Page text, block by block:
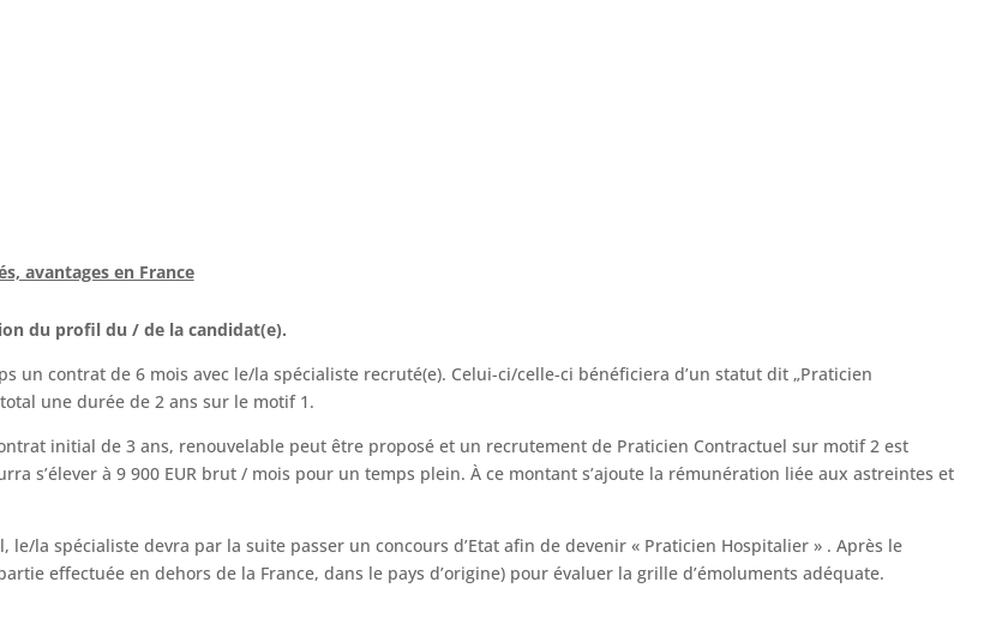
avantages en France
du profil du / de la candidat(e).
un contrat de 6 mois avec le/la spécialiste recruté(e). Celui-ci/celle-ci bénéficiera d’un statut dit „Praticien
une durée de 2 ans sur le motif 1.
initial de 3 ans, renouvelable peut être proposé et un recrutement de Praticien Contractuel sur motif 2 est
s’élever à 9 900 EUR brut / mois pour un temps plein. À ce montant s’ajoute la rémunération liée aux astreintes et
la spécialiste devra par la suite passer un concours d’Etat afin de devenir « Praticien Hospitalier » . Après le
effectuée en dehors de la France, dans le pays d’origine) pour évaluer la grille d’émoluments adéquate.